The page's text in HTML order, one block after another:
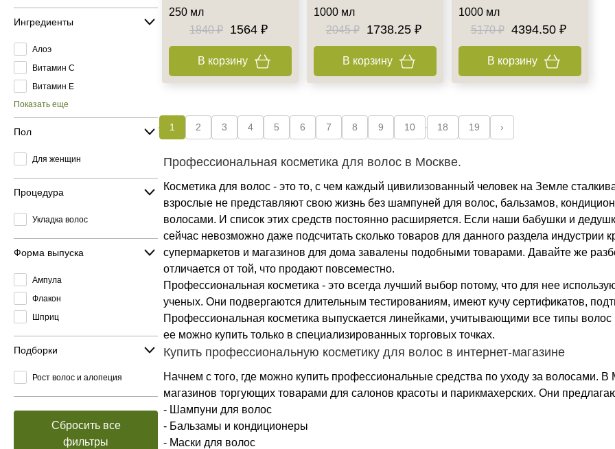
Ингредиенты
Алоэ
Витамин C
Витамин E
Показать еще
Пол
Для женщин
Процедура
Укладка волос
Форма выпуска
Ампула
Флакон
Шприц
Подборки
Рост волос и алопеция
Сбросить все
фильтры
250 мл
1840 ₽
1564 ₽
В корзину
1000 мл
2045 ₽
1738.25 ₽
В корзину
1000 мл
5170 ₽
4394.50 ₽
В корзину
1 2 3 4 5 6 7 8 9 10 18 19 ›
Профессиональная косметика для волос в Москве.
Косметика для волос - это то, с чем каждый цивилизованный человек на Земле
взрослые не представляют свою жизнь без шампуней для волос, бальзамов,
волосами. И список этих средств постоянно расширяется. Если наши бабушки и
сейчас невозможно даже подсчитать сколько товаров для данного раздела индустрии
супермаркетов и магазинов для дома завалены подобными товарами. Давайте же
отличается от той, что продают повсеместно.
Профессиональная косметика - это всегда лучший выбор потому, что для нее
ученых. Они подвергаются длительным тестированиям, имеют кучу сертификатов,
Профессиональная косметика выпускается линейками, учитывающими все типы
ее можно купить только в специализированных торговых точках.
Купить профессиональную косметику для волос в интернет-магазине
Начнем с того, где можно купить профессиональные средства по уходу за волосами.
магазинов торгующих товарами для салонов красоты и парикмахерских. Они
- Шампуни для волос
- Бальзамы и кондиционеры
- Маски для волос